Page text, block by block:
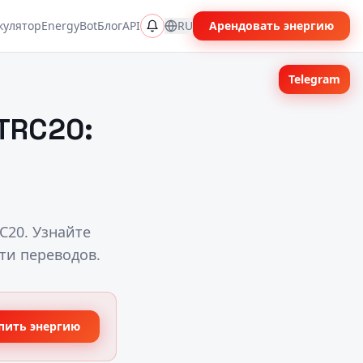
EnergyBotБлогAPI RU Арендовать энергию
Узнайте
переводов.
энергию
Telegram